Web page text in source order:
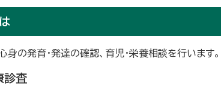
の発育・発達の確認、育児・栄養相談を行います。
診査